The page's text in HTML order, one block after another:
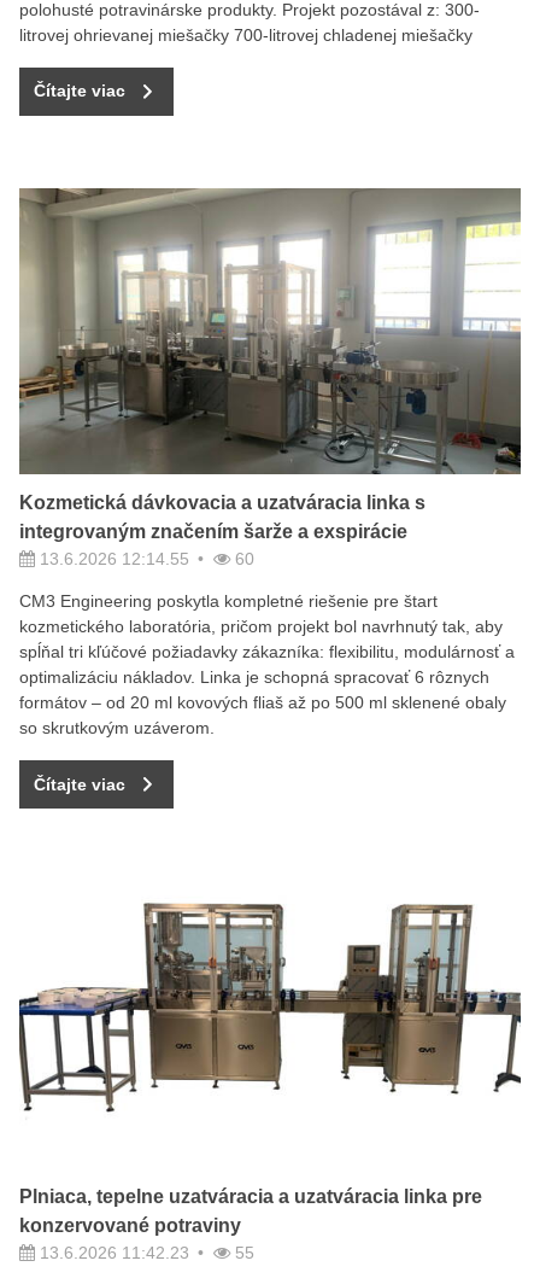
polohusté potravinárske produkty. Projekt pozostával z: 300-
litrovej ohrievanej miešačky 700-litrovej chladenej miešačky
Čítajte viac
Kozmetická dávkovacia a uzatváracia linka s
integrovaným značením šarže a exspirácie
13.6.2026 12:14.55 60
CM3 Engineering poskytla kompletné riešenie pre štart
kozmetického laboratória, pričom projekt bol navrhnutý tak, aby
spĺňal tri kľúčové požiadavky zákazníka: flexibilitu, modulárnosť a
optimalizáciu nákladov. Linka je schopná spracovať 6 rôznych
formátov – od 20 ml kovových fliaš až po 500 ml sklenené obaly
so skrutkovým uzáverom.
Čítajte viac
Plniaca, tepelne uzatváracia a uzatváracia linka pre
konzervované potraviny
13.6.2026 11:42.23 55